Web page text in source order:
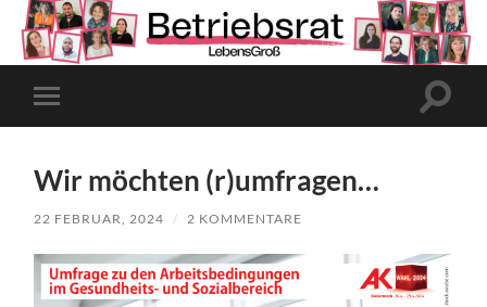
Mobile-
Menü
Wir möchten (r)umfragen…
22 FEBRUAR, 2024 / 2 KOMMENTARE